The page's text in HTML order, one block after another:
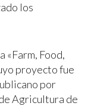
los
«Farm, Food,
proyecto fue
por
Agricultura de